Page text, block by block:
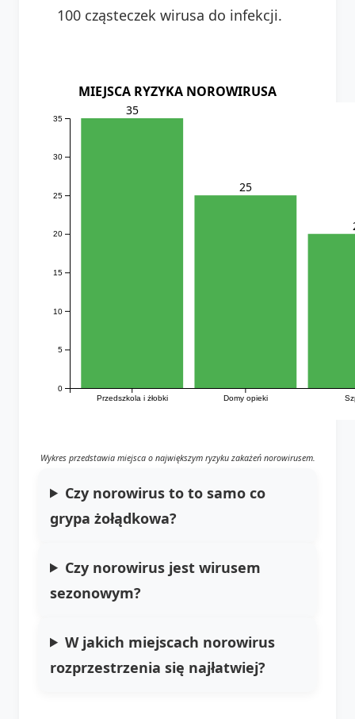
100 cząsteczek wirusa do infekcji.
MIEJSCA RYZYKA NOROWIRUSA
Przedszkola i żłobki Domy opieki
0
5
10
15
20
25
30
35
35
25
Wykres przedstawia miejsca o największym ryzyku zakażeń norowirusem.
Czy norowirus to to samo co
grypa żołądkowa?
Czy norowirus jest wirusem
sezonowym?
W jakich miejscach norowirus
rozprzestrzenia się najłatwiej?